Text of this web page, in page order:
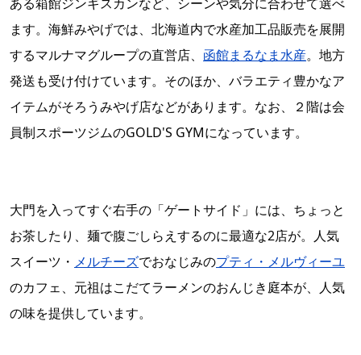
ます。海鮮みやげでは、北海道内で水産加工品販売を展開
するマルナマグループの直営店、 函館まるなま水産。地方
発送も受け付けています。そのほか、バラエティ豊かなア
イテムがそろうみやげ店などがあります。なお、２階は会
員制スポーツジムのGOLD'S GYMになっています。
大門を入ってすぐ右手の「ゲートサイド」には、ちょっと
お茶したり、麺で腹ごしらえするのに最適な2店が。人気
スイーツ・ メルチーズでおなじみのプティ・メルヴィーユ
のカフェ、元祖はこだてラーメンのおんじき庭本が、人気
の味を提供しています。